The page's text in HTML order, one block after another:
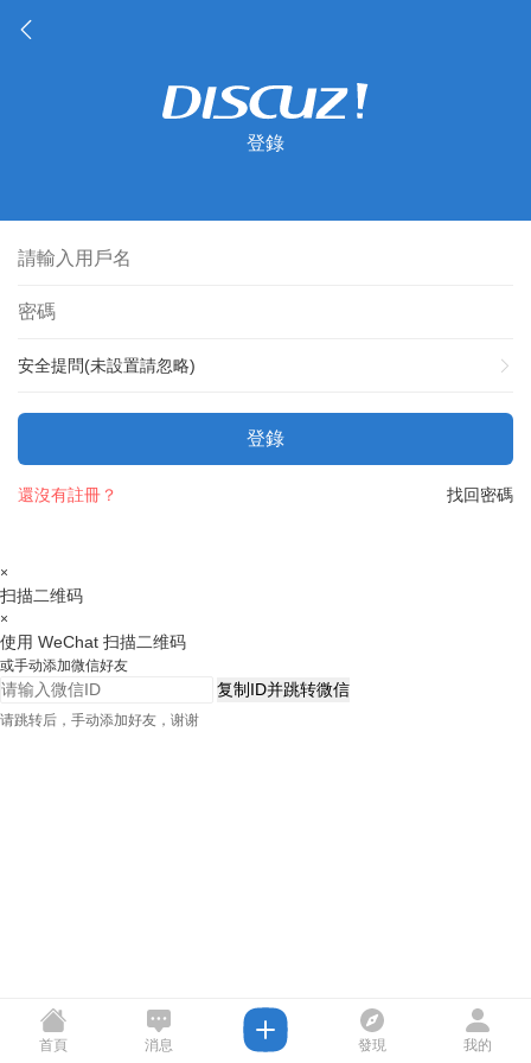
登錄
安全提問(未設置請忽略)
登錄
找回密碼
還沒有註冊？
×
扫描二维码
×
使用 WeChat 扫描二维码
或手动添加微信好友
复制ID并跳转微信
请跳转后，手动添加好友，谢谢
首頁 消息 發現 我的